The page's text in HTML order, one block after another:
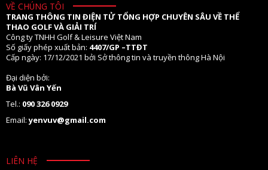
VỀ CHÚNG TÔI
TRANG THÔNG TIN ĐIỆN TỬ TỔNG HỢP CHUYÊN SÂU VỀ THỂ
THAO GOLF VÀ GIẢI TRÍ
Công ty TNHH Golf & Leisure Việt Nam
Số giấy phép xuất bản: 4407/GP –TTĐT
Cấp ngày: 17/12/2021 bởi Sở thông tin và truyền thông Hà Nội
Đại diện bởi:
Bà Vũ Vân Yến
Tel.: 090 326 0929
Email:yenvuv@gmail.com
LIÊN HỆ